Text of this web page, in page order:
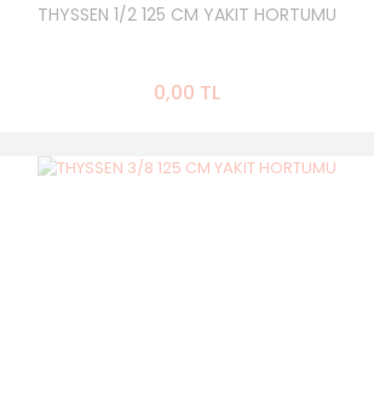
THYSSEN 1/2 125 CM YAKIT HORTUMU
0,00 TL